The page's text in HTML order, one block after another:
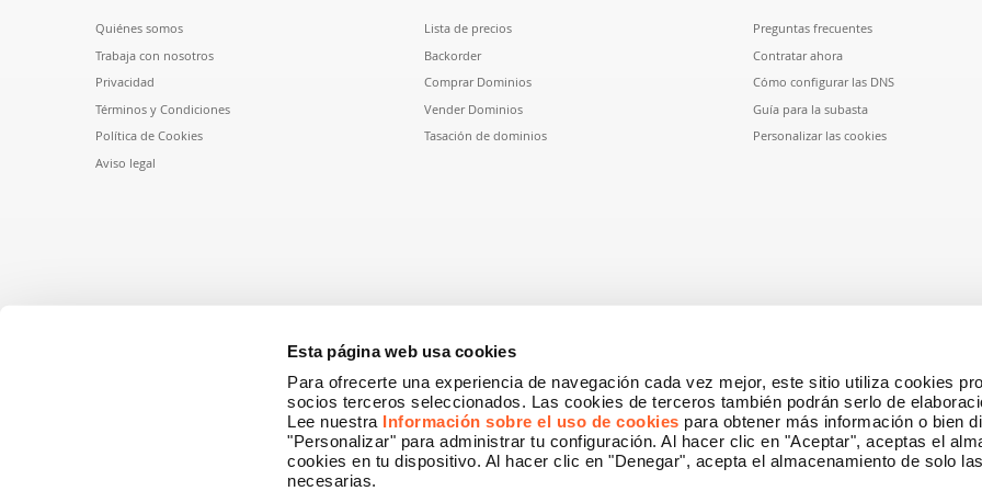
Esta página web usa cookies
Para ofrecerte una experiencia de navegación cada vez mejor, este sitio utiliza cookies
socios terceros seleccionados. Las cookies de terceros también podrán serlo de
Lee nuestra Información sobre el uso de cookies para obtener más información o bien
"Personalizar" para administrar tu configuración. Al hacer clic en "Aceptar", aceptas el
cookies en tu dispositivo. Al hacer clic en "Denegar", acepta el almacenamiento de solo
necesarias.
Quiénes somos
Trabaja con nosotros
Privacidad
Términos y Condiciones
Política de Cookies
Aviso legal
Lista de precios
Backorder
Comprar Dominios
Vender Dominios
Tasación de dominios
Preguntas frecuentes
Contratar ahora
Cómo configurar las DNS
Guía para la subasta
Personalizar las cookies